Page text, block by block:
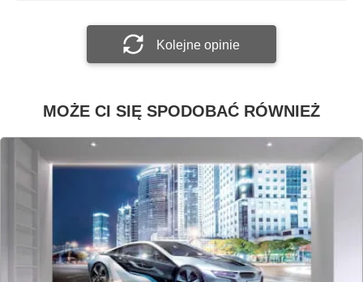
Kolejne opinie
MOŻE CI SIĘ SPODOBAĆ RÓWNIEŻ